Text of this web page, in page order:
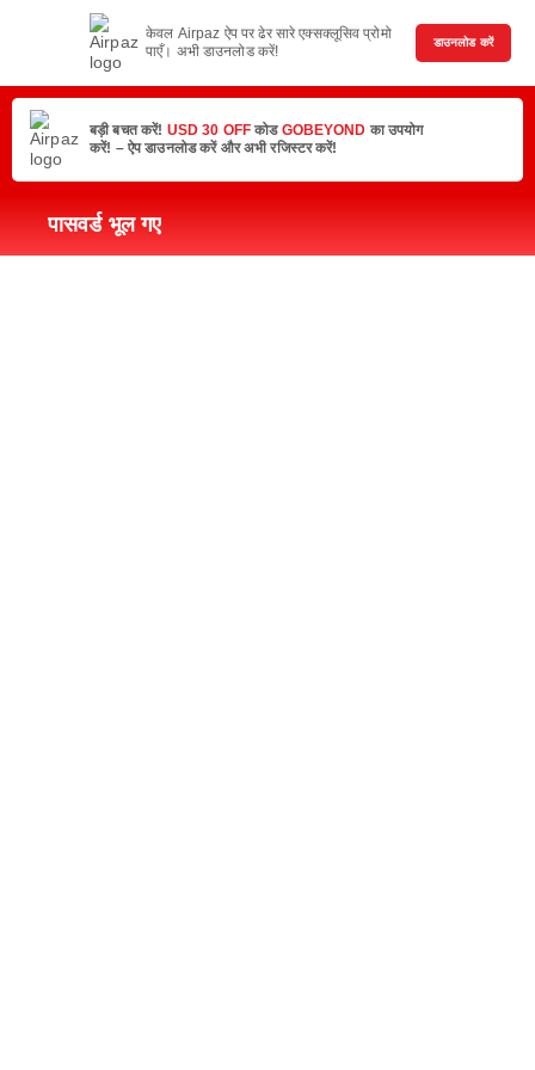
केवल Airpaz ऐप पर ढेर सारे एक्सक्लूसिव प्रोमो
पाएँ। अभी डाउनलोड करें!
डाउनलोड करें
बड़ी बचत करें! USD 30 OFFकोड GOBEYOND का उपयोग
करें! – ऐप डाउनलोड करें और अभी रजिस्टर करें!
पासवर्ड भूल गए